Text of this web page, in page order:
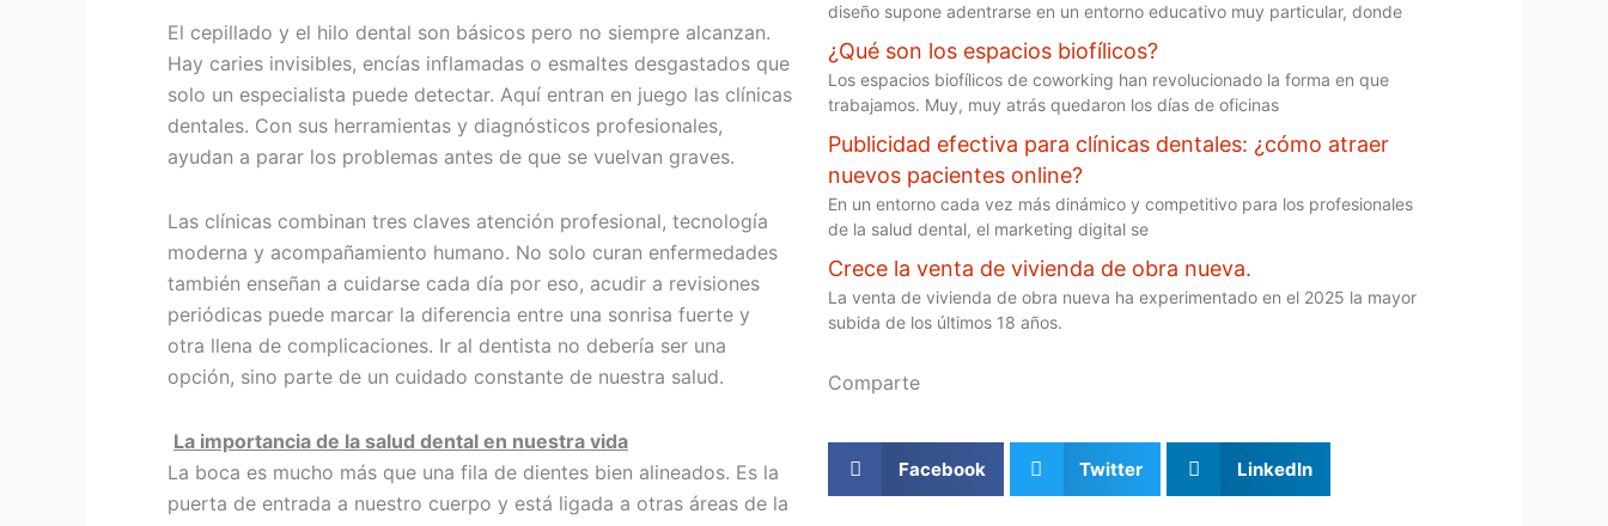
El cepillado y el hilo dental son básicos pero no siempre alcanzan.
Hay caries invisibles, encías inflamadas o esmaltes desgastados que
solo un especialista puede detectar. Aquí entran en juego las clínicas
dentales. Con sus herramientas y diagnósticos profesionales,
ayudan a parar los problemas antes de que se vuelvan graves.
Las clínicas combinan tres claves atención profesional, tecnología
moderna y acompañamiento humano. No solo curan enfermedades
también enseñan a cuidarse cada día por eso, acudir a revisiones
periódicas puede marcar la diferencia entre una sonrisa fuerte y
otra llena de complicaciones. Ir al dentista no debería ser una
opción, sino parte de un cuidado constante de nuestra salud.
La importancia de la salud dental en nuestra vida
La boca es mucho más que una fila de dientes bien alineados. Es la
puerta de entrada a nuestro cuerpo y está ligada a otras áreas de la
diseño supone adentrarse en un entorno educativo muy particular, donde
¿Qué son los espacios biofílicos?
Los espacios biofílicos de coworking han revolucionado la forma en que
trabajamos. Muy, muy atrás quedaron los días de oficinas
Publicidad efectiva para clínicas dentales: ¿cómo atraer
nuevos pacientes online?
En un entorno cada vez más dinámico y competitivo para los profesionales
de la salud dental, el marketing digital se
Crece la venta de vivienda de obra nueva.
La venta de vivienda de obra nueva ha experimentado en el 2025 la mayor
subida de los últimos 18 años.
Comparte
Facebook Twitter LinkedIn